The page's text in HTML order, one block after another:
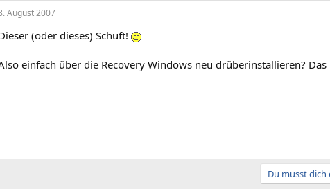
August 2007
(oder dieses) Schuft!
einfach über die Recovery Windows neu drüberinstallieren?
Du musst